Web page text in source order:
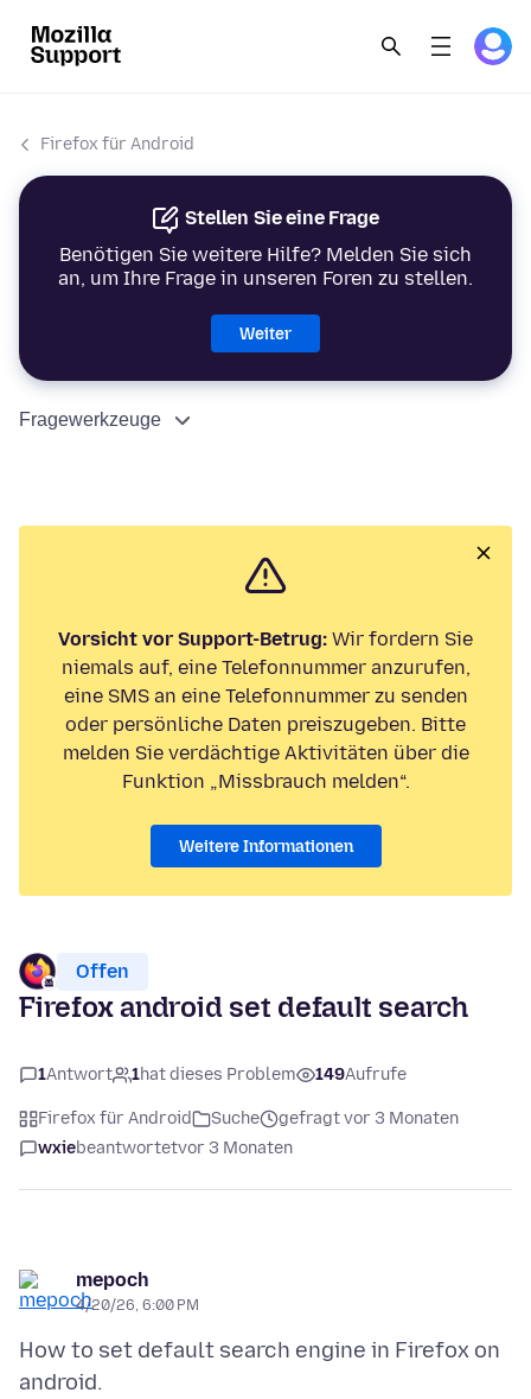
Firefox für Android
Stellen Sie eine Frage
Benötigen Sie weitere Hilfe? Melden Sie sich
an, um Ihre Frage in unseren Foren zu stellen.
Weiter
Fragewerkzeuge
Vorsicht vor Support-Betrug: Wir fordern Sie
niemals auf, eine Telefonnummer anzurufen,
eine SMS an eine Telefonnummer zu senden
oder persönliche Daten preiszugeben. Bitte
melden Sie verdächtige Aktivitäten über die
Funktion „Missbrauch melden“.
Weitere Informationen
Offen
Firefox android set default search
1Antwort 1hat dieses Problem 149Aufrufe
Firefox für Android Suche
gefragt vor 3 Monaten
wxiebeantwortetvor 3 Monaten
mepoch
4/20/26, 6:00 PM
How to set default search engine in Firefox on